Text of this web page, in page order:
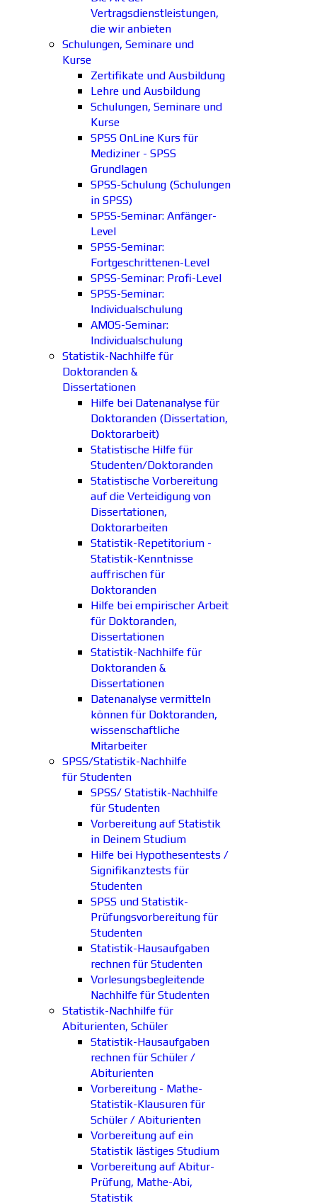
Vertragsdienstleistungen,
die wir anbieten
Schulungen, Seminare und
Kurse
Zertifikate und Ausbildung
Lehre und Ausbildung
Schulungen, Seminare und
Kurse
SPSS OnLine Kurs für
Mediziner - SPSS
Grundlagen
SPSS-Schulung (Schulungen
in SPSS)
SPSS-Seminar: Anfänger-
Level
SPSS-Seminar:
Fortgeschrittenen-Level
SPSS-Seminar: Profi-Level
SPSS-Seminar:
Individualschulung
AMOS-Seminar:
Individualschulung
Statistik-Nachhilfe für
Doktoranden &
Dissertationen
Hilfe bei Datenanalyse für
Doktoranden (Dissertation,
Doktorarbeit)
Statistische Hilfe für
Studenten/Doktoranden
Statistische Vorbereitung
auf die Verteidigung von
Dissertationen,
Doktorarbeiten
Statistik-Repetitorium -
Statistik-Kenntnisse
auffrischen für
Doktoranden
Hilfe bei empirischer Arbeit
für Doktoranden,
Dissertationen
Statistik-Nachhilfe für
Doktoranden &
Dissertationen
Datenanalyse vermitteln
können für Doktoranden,
wissenschaftliche
Mitarbeiter
SPSS/Statistik-Nachhilfe
für Studenten
SPSS/ Statistik-Nachhilfe
für Studenten
Vorbereitung auf Statistik
in Deinem Studium
Hilfe bei Hypothesentests /
Signifikanztests für
Studenten
SPSS und Statistik-
Prüfungsvorbereitung für
Studenten
Statistik-Hausaufgaben
rechnen für Studenten
Vorlesungsbegleitende
Nachhilfe für Studenten
Statistik-Nachhilfe für
Abiturienten, Schüler
Statistik-Hausaufgaben
rechnen für Schüler /
Abiturienten
Vorbereitung - Mathe-
Statistik-Klausuren für
Schüler / Abiturienten
Vorbereitung auf ein
Statistik lästiges Studium
Vorbereitung auf Abitur-
Prüfung, Mathe-Abi,
Statistik